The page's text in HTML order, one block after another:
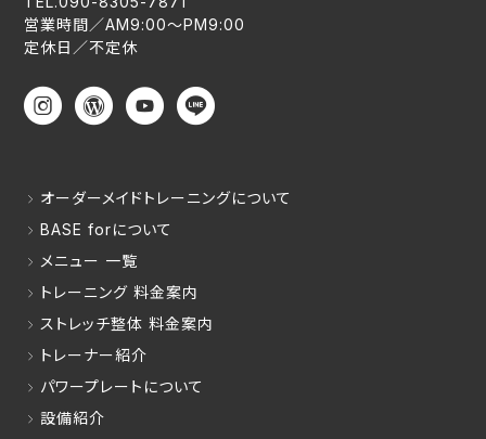
営業時間／AM9:00〜PM9:00
定休日／不定休
オーダーメイドトレーニングについて
BASE forについて
メニュー 一覧
トレーニング 料金案内
ストレッチ整体 料金案内
トレーナー紹介
パワープレートについて
設備紹介